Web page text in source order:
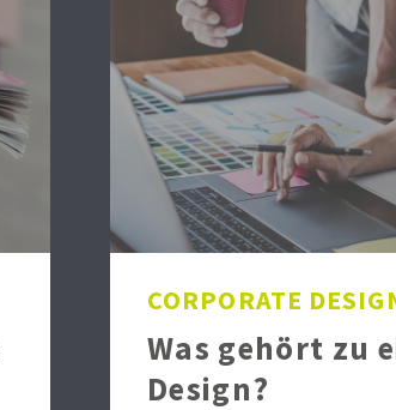
CORPORATE
Was gehört zu
Design?